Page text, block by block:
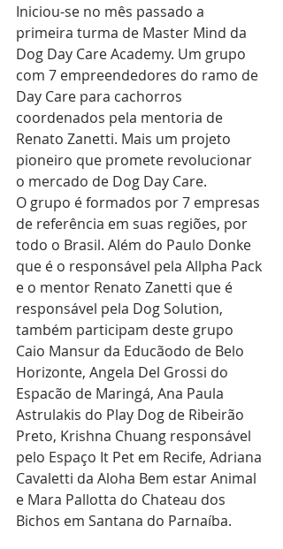
Iniciou-se no mês passado a
primeira turma de Master Mind da
Dog Day Care Academy. Um grupo
com 7 empreendedores do ramo de
Day Care para cachorros
coordenados pela mentoria de
Renato Zanetti. Mais um projeto
pioneiro que promete revolucionar
o mercado de Dog Day Care.
O grupo é formados por 7 empresas
de referência em suas regiões, por
todo o Brasil. Além do Paulo Donke
que é o responsável pela Allpha Pack
e o mentor Renato Zanetti que é
responsável pela Dog Solution,
também participam deste grupo
Caio Mansur da Educãodo de Belo
Horizonte, Angela Del Grossi do
Espacão de Maringá, Ana Paula
Astrulakis do Play Dog de Ribeirão
Preto, Krishna Chuang responsável
pelo Espaço It Pet em Recife, Adriana
Cavaletti da Aloha Bem estar Animal
e Mara Pallotta do Chateau dos
Bichos em Santana do Parnaíba.